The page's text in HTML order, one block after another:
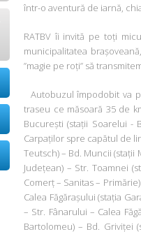
într-o aventură de iarnă,
RATBV îi invită pe toți
municipalitatea
”magie pe roți” să
Autobuzul împodobit va
traseu ce măsoară 35 de
București (stații Soarelui -
Carpaților spre capătul de
Teutsch) – Bd. Muncii (stații
Județean) – Str. Toamnei
Comerț – Sanitas –
Calea Făgărașului (stația
– Str. Fânarului – Calea
Bartolomeu) – Bd. Griviței